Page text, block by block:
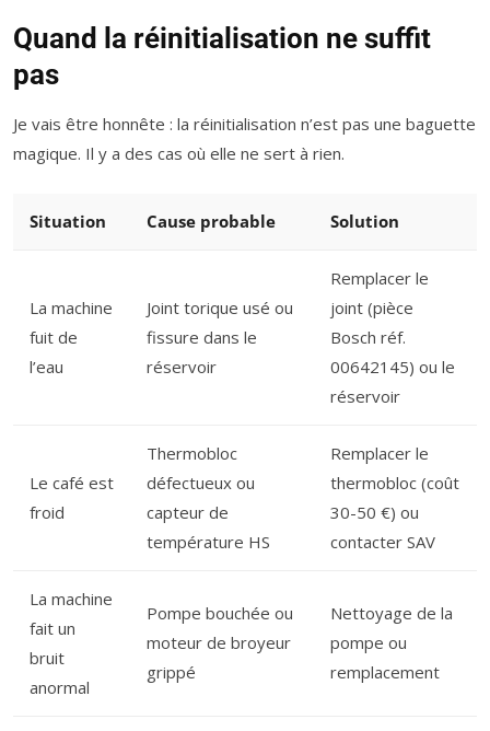
Quand la réinitialisation ne suffit
pas
Je vais être honnête : la réinitialisation n’est pas une baguette
magique. Il y a des cas où elle ne sert à rien.
Situation Cause probable Solution
La machine
fuit de
l’eau
Joint torique usé ou
fissure dans le
réservoir
Remplacer le
joint (pièce
Bosch réf.
00642145) ou le
réservoir
Le café est
froid
Thermobloc
défectueux ou
capteur de
température HS
Remplacer le
thermobloc (coût
30-50 €) ou
contacter SAV
La machine
fait un
bruit
anormal
Pompe bouchée ou
moteur de broyeur
grippé
Nettoyage de la
pompe ou
remplacement